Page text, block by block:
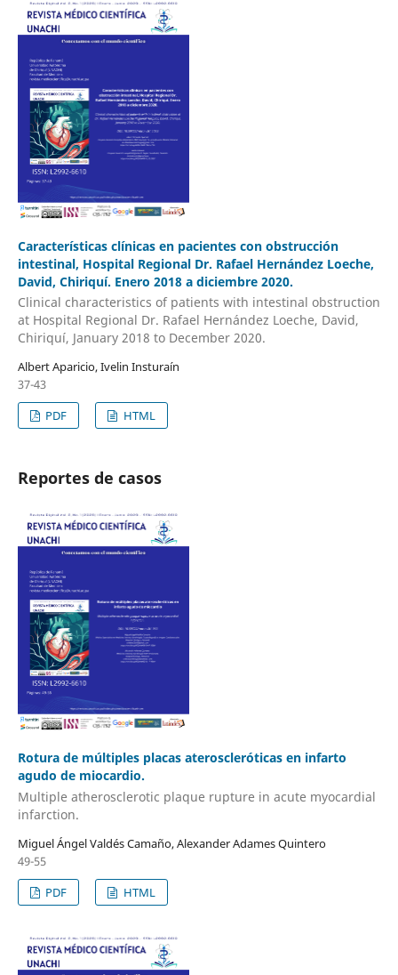
Características clínicas en pacientes con obstrucción
intestinal, Hospital Regional Dr. Rafael Hernández Loeche,
David, Chiriquí. Enero 2018 a diciembre 2020.
Clinical characteristics of patients with intestinal obstruction
at Hospital Regional Dr. Rafael Hernández Loeche, David,
Chiriquí, January 2018 to December 2020.
Albert Aparicio, Ivelin Insturaín
37-43
PDF
HTML
Reportes de casos
Rotura de múltiples placas ateroscleróticas en infarto
agudo de miocardio.
Multiple atherosclerotic plaque rupture in acute myocardial
infarction.
Miguel Ángel Valdés Camaño, Alexander Adames Quintero
49-55
PDF
HTML